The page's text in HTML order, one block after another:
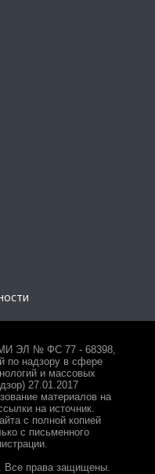
ЭЛ № ФС 77 - 68398,
по надзору в сфере
и массовых
27.01.2017
материалов на
на источник.
с полной копией
с письменного
права защищены.